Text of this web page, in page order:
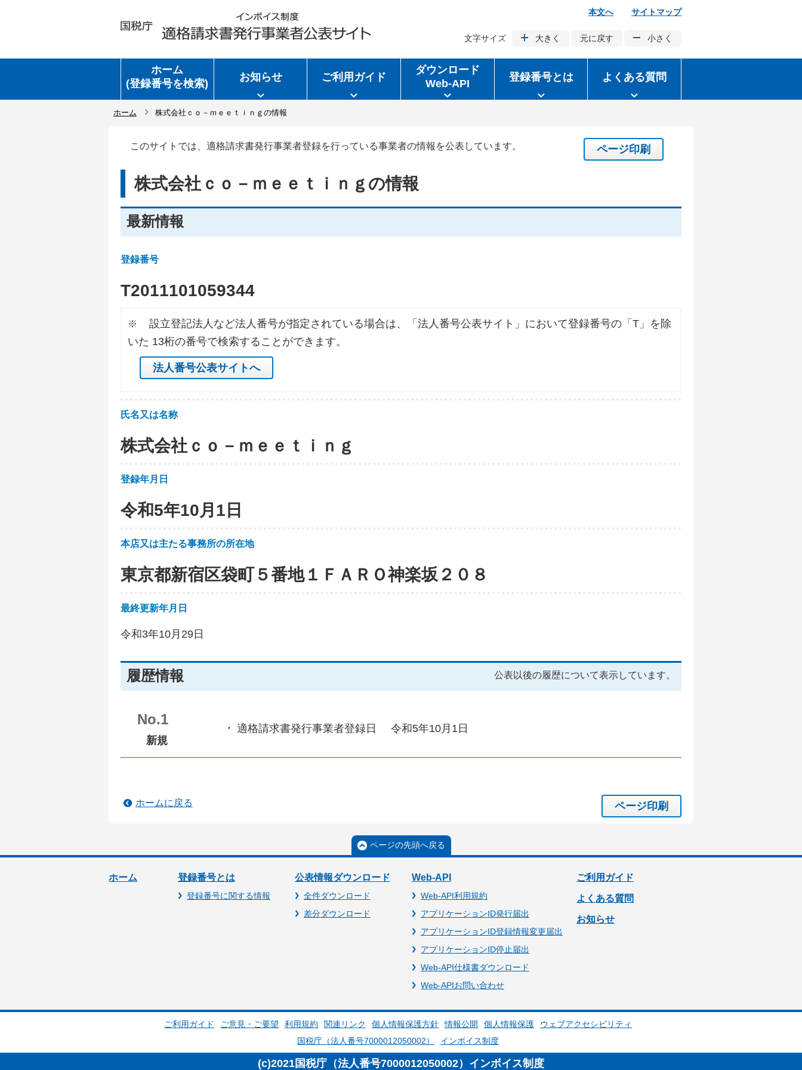
本文へ サイトマップ
文字サイズ 大きく 元に戻す 小さく
ホーム
(登録番号を検索)
お知らせ ご利用ガイド
ダウンロード
Web-API
登録番号とは よくある質問
ホーム 株式会社ｃｏ－ｍｅｅｔｉｎｇの情報
このサイトでは、適格請求書発行事業者登録を行っている事業者の情報を公表しています。 ページ印刷
株式会社ｃｏ－ｍｅｅｔｉｎｇの情報
最新情報
登録番号
T2011101059344
※
設立登記法人など法人番号が指定されている場合は、「法人番号公表サイト」において登録番号の「T」を除
いた 13桁の番号で検索することができます。
法人番号公表サイトへ
氏名又は名称
株式会社ｃｏ－ｍｅｅｔｉｎｇ
登録年月日
令和5年10月1日
本店又は主たる事務所の所在地
東京都新宿区袋町５番地１ＦＡＲＯ神楽坂２０８
最終更新年月日
令和3年10月29日
履歴情報 公表以後の履歴について表示しています。
No.1
新規
適格請求書発行事業者登録日 令和5年10月1日
ページ印刷
ホームに戻る
ページの先頭へ戻る
ホーム 登録番号とは
登録番号に関する情報
公表情報ダウンロード
全件ダウンロード
差分ダウンロード
Web-API
Web-API利用規約
アプリケーションID発行届出
アプリケーションID登録情報変更届出
アプリケーションID停止届出
Web-API仕様書ダウンロード
Web-APIお問い合わせ
ご利用ガイド
よくある質問
お知らせ
ご利用ガイド ご意見・ご要望 利用規約 関連リンク 個人情報保護方針 情報公開 個人情報保護
ウェブアクセシビリティ
国税庁（法人番号7000012050002）
インボイス制度
(c)2021国税庁（法人番号7000012050002）インボイス制度